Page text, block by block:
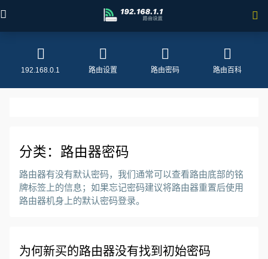
192.168.0.1
路由器密码
192.168.0.1 路由设置 路由密码 路由百科
分类：路由器密码
路由器有没有默认密码，我们通常可以查看路由底部的铭
牌标签上的信息；如果忘记密码建议将路由器重置后使用
路由器机身上的默认密码登录。
为何新买的路由器没有找到初始密码